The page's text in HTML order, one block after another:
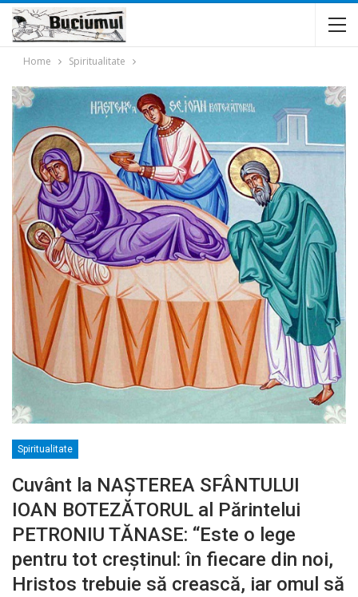
Home Spiritualitate
Spiritualitate
Cuvânt la NAȘTEREA SFÂNTULUI
IOAN BOTEZĂTORUL al Părintelui
PETRONIU TĂNASE: “Este o lege
pentru tot creştinul: în fiecare din noi,
Hristos trebuie să crească, iar omul să